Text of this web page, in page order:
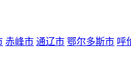
赤峰市 通辽市 鄂尔多斯市 呼